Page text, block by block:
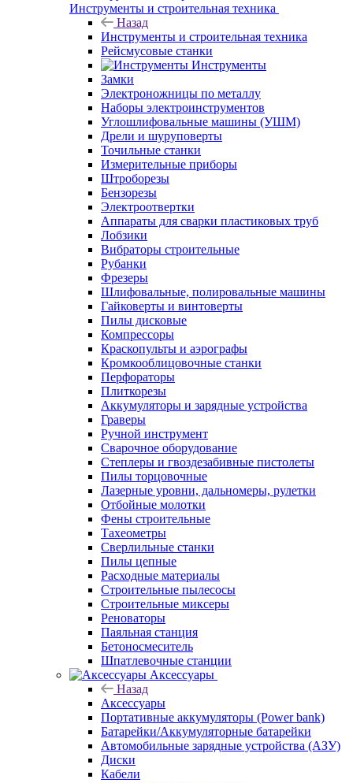
Инструменты и строительная техника
Назад
Инструменты и строительная техника
Рейсмусовые станки
Инструменты
Замки
Электроножницы по металлу
Наборы электроинструментов
Углошлифовальные машины (УШМ)
Дрели и шуруповерты
Точильные станки
Измерительные приборы
Штроборезы
Бензорезы
Электроотвертки
Аппараты для сварки пластиковых труб
Лобзики
Вибраторы строительные
Рубанки
Фрезеры
Шлифовальные, полировальные машины
Гайковерты и винтоверты
Пилы дисковые
Компрессоры
Краскопульты и аэрографы
Кромкооблицовочные станки
Перфораторы
Плиткорезы
Аккумуляторы и зарядные устройства
Граверы
Ручной инструмент
Сварочное оборудование
Степлеры и гвоздезабивные пистолеты
Пилы торцовочные
Лазерные уровни, дальномеры, рулетки
Отбойные молотки
Фены строительные
Тахеометры
Сверлильные станки
Пилы цепные
Расходные материалы
Строительные пылесосы
Строительные миксеры
Реноваторы
Паяльная станция
Бетоносмеситель
Шпатлевочные станции
Аксессуары
Назад
Аксессуары
Портативные аккумуляторы (Power bank)
Батарейки/Аккумуляторные батарейки
Автомобильные зарядные устройства (АЗУ)
Диски
Кабели